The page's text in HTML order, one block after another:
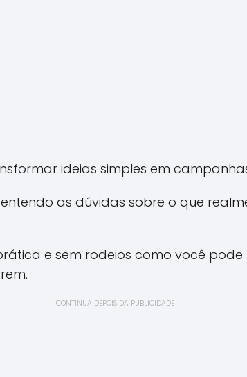
ideias simples em
as dúvidas sobre o que
e sem rodeios como você
CONTINUA DEPOIS DA PUBLICIDADE